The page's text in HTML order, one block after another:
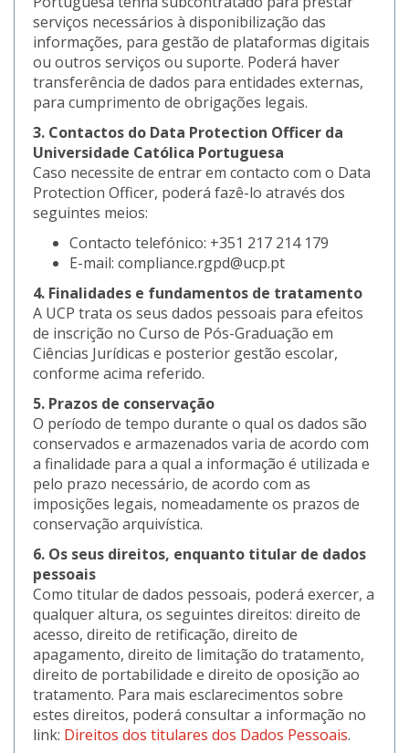
serviços necessários à disponibilização das
informações, para gestão de plataformas digitais
ou outros serviços ou suporte. Poderá haver
transferência de dados para entidades externas,
para cumprimento de obrigações legais.
3. Contactos do Data Protection Officer da
Universidade Católica Portuguesa
Caso necessite de entrar em contacto com o Data
Protection Officer, poderá fazê-lo através dos
seguintes meios:
Contacto telefónico: +351 217 214 179
E-mail: compliance.rgpd@ucp.pt
4. Finalidades e fundamentos de tratamento
A UCP trata os seus dados pessoais para efeitos
de inscrição no Curso de Pós-Graduação em
Ciências Jurídicas e posterior gestão escolar,
conforme acima referido.
5. Prazos de conservação
O período de tempo durante o qual os dados são
conservados e armazenados varia de acordo com
a finalidade para a qual a informação é utilizada e
pelo prazo necessário, de acordo com as
imposições legais, nomeadamente os prazos de
conservação arquivística.
6. Os seus direitos, enquanto titular de dados
pessoais
Como titular de dados pessoais, poderá exercer, a
qualquer altura, os seguintes direitos: direito de
acesso, direito de retificação, direito de
apagamento, direito de limitação do tratamento,
direito de portabilidade e direito de oposição ao
tratamento. Para mais esclarecimentos sobre
estes direitos, poderá consultar a informação no
link: Direitos dos titulares dos Dados Pessoais.